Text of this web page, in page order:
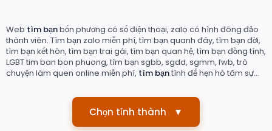
Web tìm bạnbốn phương có số điện thoại, zalo có hình đông đảo
thành viên. Tìm bạn zalo miễn phí, tìm bạn quanh đây, tìm bạn đời,
tìm bạn kết hôn, tìm bạn trai gái, tìm bạn quan hệ, tìm bạn đồng tính,
LGBT tim ban bon phuong, tìm bạn sgbb, sgdd, sgmm, fwb, trò
chuyện làm quen online miễn phí, tìm bạntình để hẹn hò tâm sự...
Chọn tỉnh thành ▼